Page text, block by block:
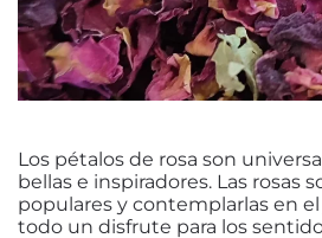
Los pétalos de rosa son
bellas e inspiradores. Las rosas
populares y contemplarlas en
todo un disfrute para los